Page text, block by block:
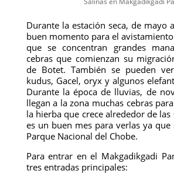
Durante la estación seca, de mayo
buen momento para el
que se concentran grandes
cebras que comienzan su
de Botet. También se pueden
kudus, Gacel, oryx y algunos
Durante la época de lluvias, de
llegan a la zona muchas cebras
la hierba que crece alrededor de las
es un buen mes para verlas ya que
Parque Nacional del Chobe.
Para entrar en el Makgadikgadi
tres entradas principales: